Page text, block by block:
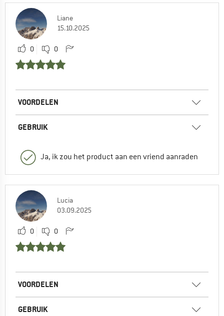
Liane
15.10.2025
0 0
VOORDELEN
GEBRUIK
Ja, ik zou het product aan een vriend aanraden
Lucia
03.09.2025
0 0
VOORDELEN
GEBRUIK